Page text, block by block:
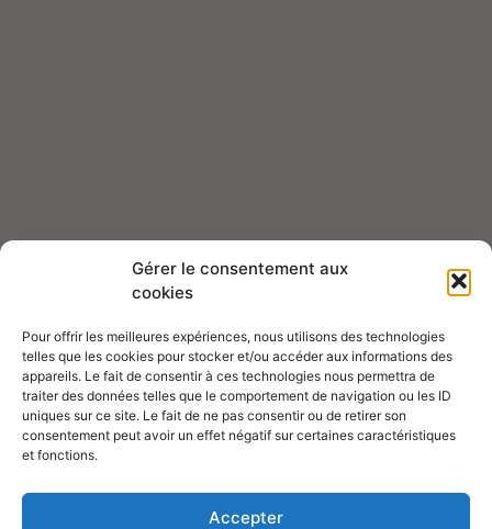
Gérer le consentement aux
cookies
Pour offrir les meilleures expériences, nous utilisons des technologies
telles que les cookies pour stocker et/ou accéder aux informations des
appareils. Le fait de consentir à ces technologies nous permettra de
traiter des données telles que le comportement de navigation ou les ID
uniques sur ce site. Le fait de ne pas consentir ou de retirer son
consentement peut avoir un effet négatif sur certaines caractéristiques
et fonctions.
Accepter
With AI-vidence, you can benefit from explainable AI
with confidence.